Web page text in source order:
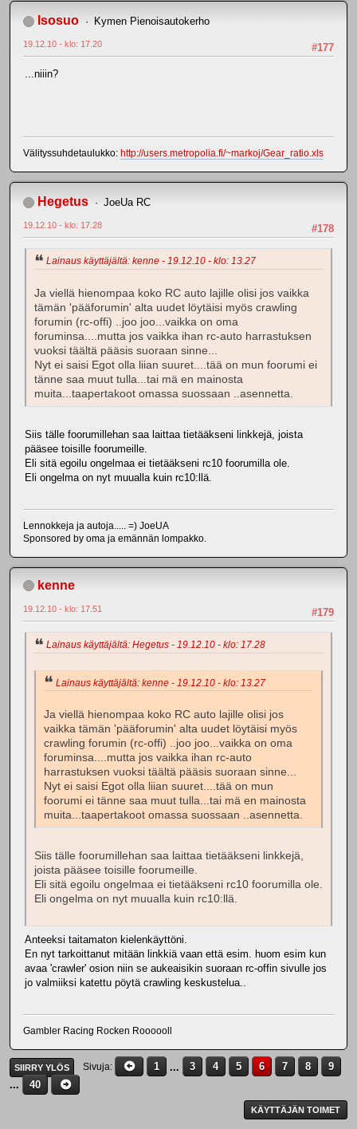
Isosuo Kymen Pienoisautokerho
#177
19.12.10 - klo: 17.20
...niiin?
Välityssuhdetaulukko: http://users.metropolia.fi/~markoj/Gear_ratio.xls
Hegetus JoeUa RC
#178
19.12.10 - klo: 17.28
Lainaus käyttäjältä: kenne - 19.12.10 - klo: 13.27
Ja viellä hienompaa koko RC auto lajille olisi jos vaikka
tämän 'pääforumin' alta uudet löytäisi myös crawling
forumin (rc-offi) ..joo joo...vaikka on oma
foruminsa....mutta jos vaikka ihan rc-auto harrastuksen
vuoksi täältä pääsis suoraan sinne...
Nyt ei saisi Egot olla liian suuret....tää on mun foorumi ei
tänne saa muut tulla...tai mä en mainosta
muita...taapertakoot omassa suossaan ..asennetta.
Siis tälle foorumillehan saa laittaa tietääkseni linkkejä, joista
pääsee toisille foorumeille.
Eli sitä egoilu ongelmaa ei tietääkseni rc10 foorumilla ole.
Eli ongelma on nyt muualla kuin rc10:llä.
Lennokkeja ja autoja..... =) JoeUA
Sponsored by oma ja emännän lompakko.
kenne
#179
19.12.10 - klo: 17.51
Lainaus käyttäjältä: Hegetus - 19.12.10 - klo: 17.28
Lainaus käyttäjältä: kenne - 19.12.10 - klo: 13.27
Ja viellä hienompaa koko RC auto lajille olisi jos
vaikka tämän 'pääforumin' alta uudet löytäisi myös
crawling forumin (rc-offi) ..joo joo...vaikka on oma
foruminsa....mutta jos vaikka ihan rc-auto
harrastuksen vuoksi täältä pääsis suoraan sinne...
Nyt ei saisi Egot olla liian suuret....tää on mun
foorumi ei tänne saa muut tulla...tai mä en mainosta
muita...taapertakoot omassa suossaan ..asennetta.
Siis tälle foorumillehan saa laittaa tietääkseni linkkejä,
joista pääsee toisille foorumeille.
Eli sitä egoilu ongelmaa ei tietääkseni rc10 foorumilla ole.
Eli ongelma on nyt muualla kuin rc10:llä.
Anteeksi taitamaton kielenkäyttöni.
En nyt tarkoittanut mitään linkkiä vaan että esim. huom esim kun
avaa 'crawler' osion niin se aukeaisikin suoraan rc-offin sivulle jos
jo valmiiksi katettu pöytä crawling keskustelua..
Gambler Racing Rocken Roooooll
SIIRRY YLÖS Sivuja 1 ... 3 4 5 6 7 8
9
...
40
KÄYTTÄJÄN TOIMET